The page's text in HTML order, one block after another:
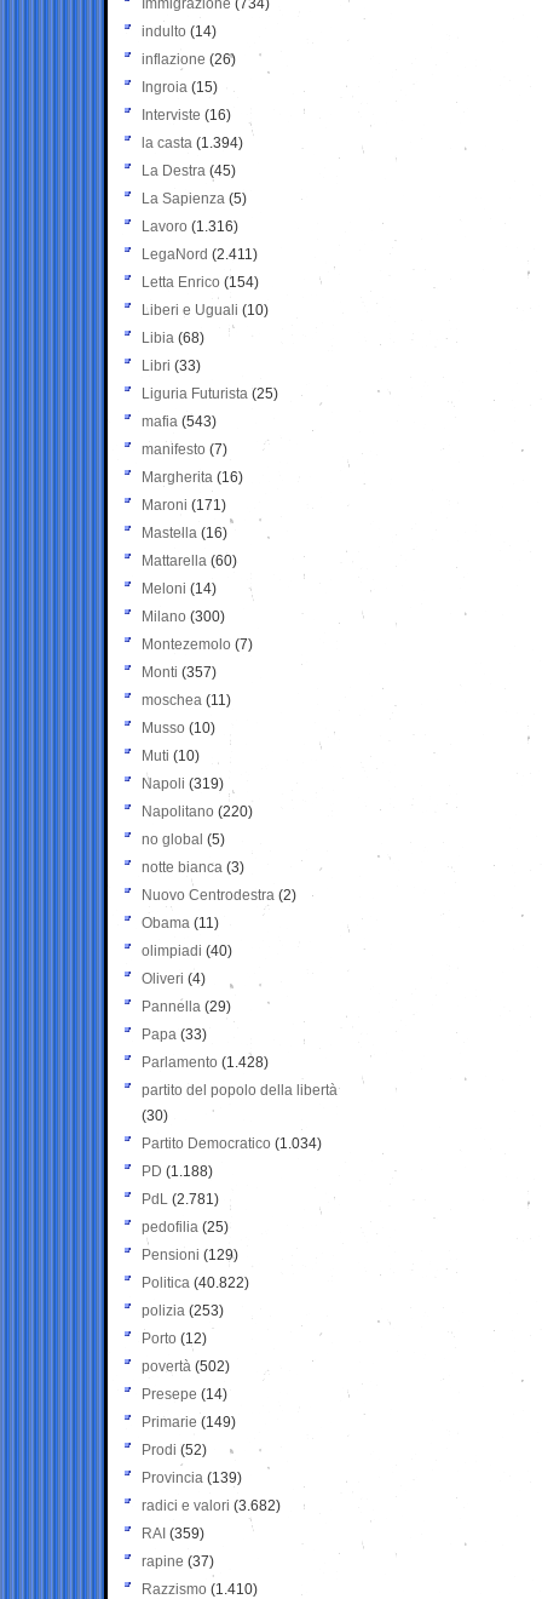
Immigrazione (734)
indulto (14)
inflazione (26)
Ingroia (15)
Interviste (16)
la casta (1.394)
La Destra (45)
La Sapienza (5)
Lavoro (1.316)
LegaNord (2.411)
Letta Enrico (154)
Liberi e Uguali (10)
Libia (68)
Libri (33)
Liguria Futurista (25)
mafia (543)
manifesto (7)
Margherita (16)
Maroni (171)
Mastella (16)
Mattarella (60)
Meloni (14)
Milano (300)
Montezemolo (7)
Monti (357)
moschea (11)
Musso (10)
Muti (10)
Napoli (319)
Napolitano (220)
no global (5)
notte bianca (3)
Nuovo Centrodestra (2)
Obama (11)
olimpiadi (40)
Oliveri (4)
Pannella (29)
Papa (33)
Parlamento (1.428)
partito del popolo della libertà
(30)
Partito Democratico (1.034)
PD (1.188)
PdL (2.781)
pedofilia (25)
Pensioni (129)
Politica (40.822)
polizia (253)
Porto (12)
povertà (502)
Presepe (14)
Primarie (149)
Prodi (52)
Provincia (139)
radici e valori (3.682)
RAI (359)
rapine (37)
Razzismo (1.410)